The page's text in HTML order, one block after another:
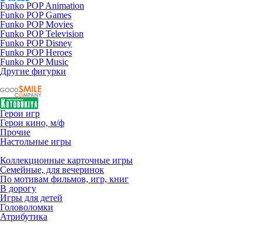
Funko POP Animation
Funko POP Games
Funko POP Movies
Funko POP Television
Funko POP Disney
Funko POP Heroes
Funko POP Music
Другие фигурки
Герои игр
Герои кино, м/ф
Прочие
Настольные игры
Коллекционные карточные игры
Семейные, для вечеринок
По мотивам фильмов, игр, книг
В дорогу
Игры для детей
Головоломки
Атрибутика